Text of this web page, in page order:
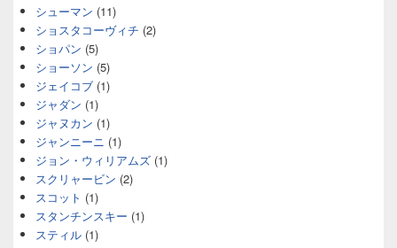
シューマン (11)
ショスタコーヴィチ (2)
ショパン (5)
ショーソン (5)
ジェイコブ (1)
ジャダン (1)
ジャヌカン (1)
ジャンニーニ (1)
ジョン・ウィリアムズ (1)
スクリャービン (2)
スコット (1)
スタンチンスキー (1)
スティル (1)